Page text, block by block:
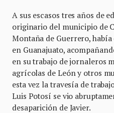
A sus escasos tres años de
originario del municipio de
Montaña de Guerrero, había
en Guanajuato,
en su trabajo de jornaleros
agrícolas de León y otros
esta vez la travesía de
Luis Potosí se vio
desaparición de Javier.